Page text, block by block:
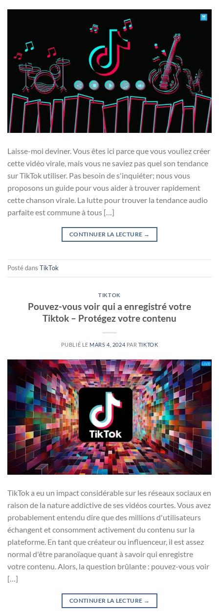
Laisse-moi deviner. Vous êtes ici parce que vous vouliez créer
cette vidéo virale, mais vous ne saviez pas quel son tendance
sur TikTok utiliser. Pas besoin de s'inquiéter; nous vous
proposons un guide pour vous aider à trouver rapidement
cette chanson virale. La lutte pour trouver la tendance audio
parfaite est commune à tous […]
CONTINUER LA LECTURE →
Posté dans TikTok
TIKTOK
Pouvez-vous voir qui a enregistré votre
Tiktok – Protégez votre contenu
PUBLIÉ LE MARS 4, 2024 PAR TIKTOK
TikTok a eu un impact considérable sur les réseaux sociaux en
raison de la nature addictive de ses vidéos courtes. Vous avez
probablement entendu dire que des millions d'utilisateurs
échangent et consomment activement du contenu sur la
plateforme. En tant que créateur ou influenceur, il est assez
normal d'être paranoïaque quant à savoir qui enregistre
votre contenu. Alors, la question brûlante : pouvez-vous voir
[…]
CONTINUER LA LECTURE →